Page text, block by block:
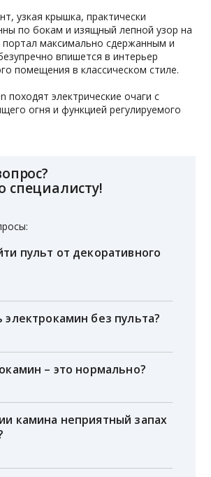
узкая крышка, практически
по бокам и изящный лепной узор на
максимально сдержанным и
впишется в интерьер
помещения в классическом стиле.
походят электрические очаги с
огня и функцией регулируемого
специалисту!
пульт от декоративного
электрокамин без пульта?
– это нормально?
камина неприятный запах